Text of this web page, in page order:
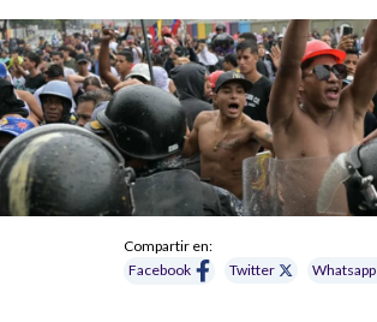
Compartir en:
Facebook
Twitter Whatsapp